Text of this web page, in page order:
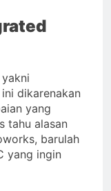
dikarenakan
yang
tahu alasan
barulah
yang ingin